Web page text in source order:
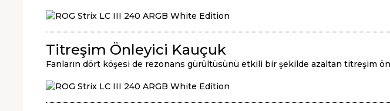
Titreşim Önleyici Kauçuk
Fanların dört köşesi de rezonans gürültüsünü etkili bir şekilde azaltan titreşim